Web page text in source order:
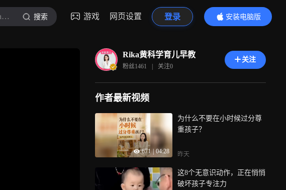
Rika黄科学育儿早教 搜索 游戏 网页设置 登录
安装电脑版
内容更精彩
Rika黄科学育儿早教
粉丝1461 | 关注0
关注
作者最新视频
671 | 04:28
为什么不要在小时候过分尊
重孩子？
昨天
这8个无意识动作，正在悄悄
破坏孩子专注力